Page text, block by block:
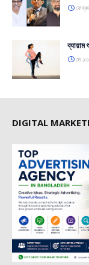
ব্যায়াম
মে
DIGITAL